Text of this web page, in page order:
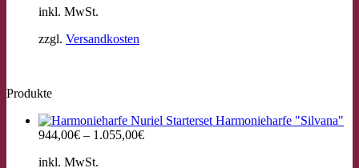
inkl. MwSt.
zzgl. Versandkosten
Produkte
Starterset Harmonieharfe "Silvana"
944,00€ – 1.055,00€
inkl. MwSt.